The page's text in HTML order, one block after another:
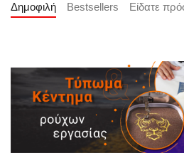
Δημοφιλή Bestsellers Είδατε